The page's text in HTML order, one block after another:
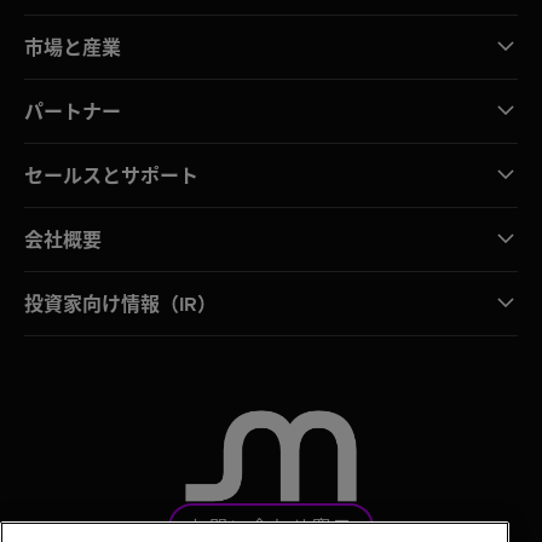
市場と産業
パートナー
セールスとサポート
会社概要
投資家向け情報（IR）
お問い合わせ窓口